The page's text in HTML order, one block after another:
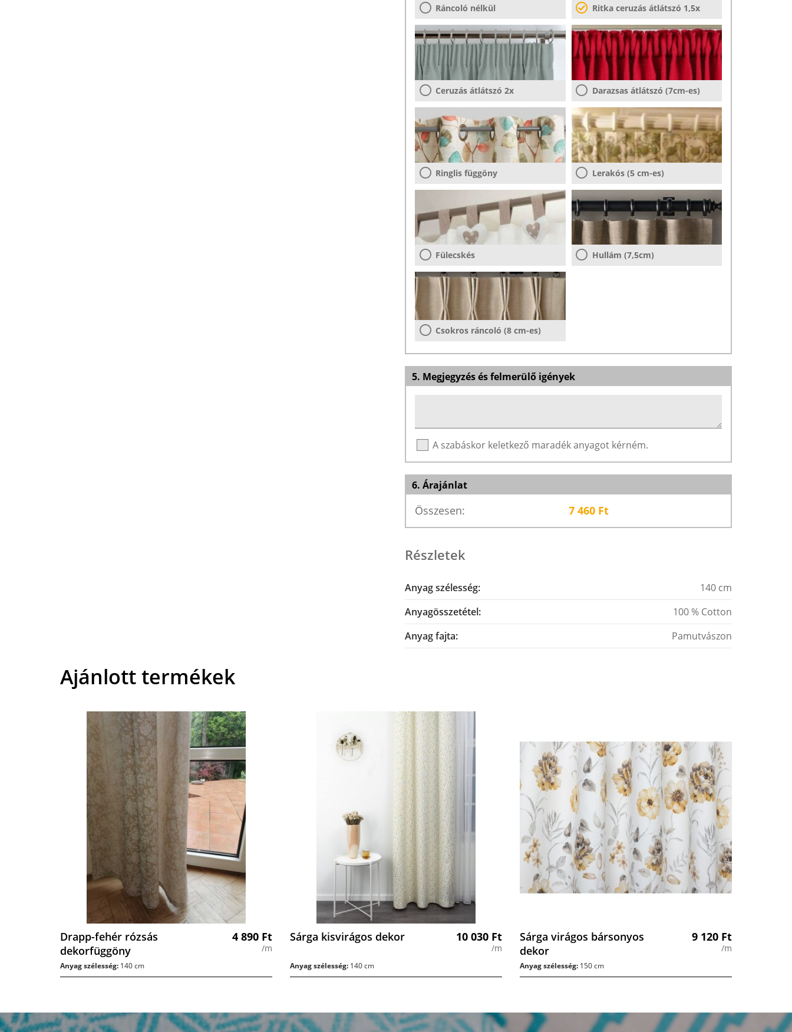
Ráncoló nélkül Ritka ceruzás átlátszó 1,5x
Ceruzás átlátszó 2x Darazsas átlátszó (7cm-es)
Ringlis függöny Lerakós (5 cm-es)
Fülecskés Hullám (7,5cm)
Csokros ráncoló (8 cm-es)
5. Megjegyzés és felmerülő igények
A szabáskor keletkező maradék anyagot kérném.
6. Árajánlat
Összesen: 7 460Ft
Részletek
Anyag szélesség:
140 cm
Anyagösszetétel:
100 % Cotton
Anyag fajta:
Pamutvászon
Ajánlott termékek
Drapp-fehér rózsás
dekorfüggöny
4 890 Ft
/m
Anyag szélesség: 140 cm
Sárga kisvirágos dekor 10 030 Ft
/m
Anyag szélesség: 140 cm
Sárga virágos bársonyos
dekor
9 120 Ft
/m
Anyag szélesség: 150 cm